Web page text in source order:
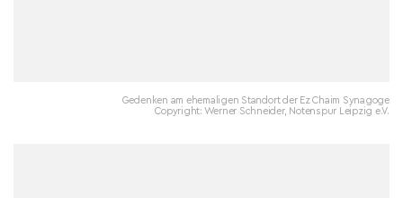
Gedenken am ehemaligen Standort der Ez Chaim Synagoge
Copyright: Werner Schneider, Notenspur Leipzig e.V.